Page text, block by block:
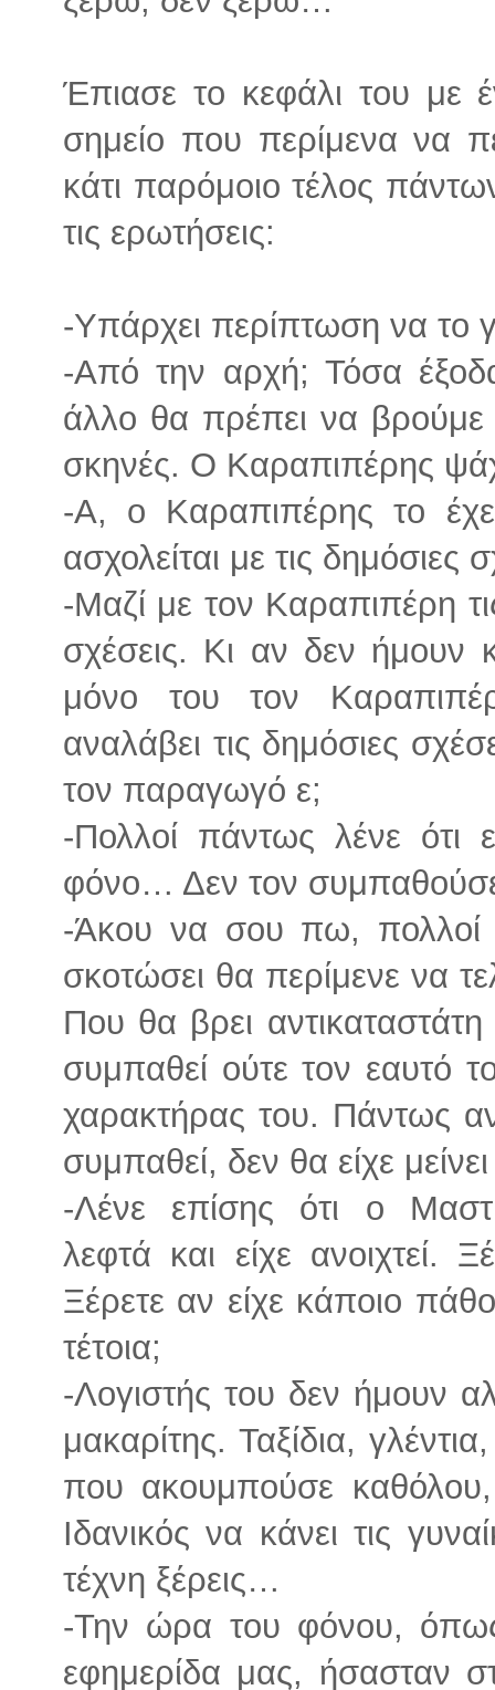
Έπιασε το κεφάλι του με
σημείο που περίμενα να
κάτι παρόμοιο τέλος
τις ερωτήσεις:
-Υπάρχει περίπτωση να το
-Από την αρχή; Τόσα
άλλο θα πρέπει να βρούμε
σκηνές. Ο Καραπιπέρης
-Α, ο Καραπιπέρης το
ασχολείται με τις δημόσιες
-Μαζί με τον Καραπιπέρη
σχέσεις. Κι αν δεν ήμουν
μόνο του τον
αναλάβει τις δημόσιες
τον παραγωγό ε;
-Πολλοί πάντως λένε ότι
φόνο… Δεν τον
-Άκου να σου πω, πολλοί
σκοτώσει θα περίμενε να
Που θα βρει
συμπαθεί ούτε τον εαυτό
χαρακτήρας του. Πάντως
συμπαθεί, δεν θα είχε
-Λένε επίσης ότι ο
λεφτά και είχε ανοιχτεί.
Ξέρετε αν είχε κάποιο
τέτοια;
-Λογιστής του δεν ήμουν
μακαρίτης. Ταξίδια,
που ακουμπούσε
Ιδανικός να κάνει τις
τέχνη ξέρεις…
-Την ώρα του φόνου,
εφημερίδα μας, ήσασταν